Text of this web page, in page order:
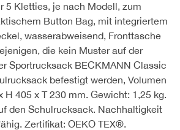
5 Kletties, je nach Modell, zum
Button Bag, mit integriertem
wasserabweisend, Fronttasche
die kein Muster auf der
Sportrucksack BECKMANN Classic
befestigt werden, Volumen
H 405 x T 230 mm. Gewicht: 1,25 kg.
den Schulrucksack. Nachhaltigkeit
Zertifikat: OEKO TEX®.